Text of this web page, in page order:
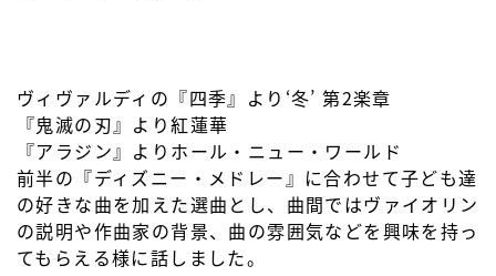
ヴィヴァルディの『四季』より‘冬’ 第2楽章
『鬼滅の刃』より紅蓮華
『アラジン』よりホール・ニュー・ワールド
前半の『ディズニー・メドレー』に合わせて子ども達
の好きな曲を加えた選曲とし、曲間ではヴァイオリン
の説明や作曲家の背景、曲の雰囲気などを興味を持っ
てもらえる様に話しました。